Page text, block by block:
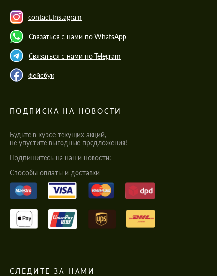
contact.Instagram
Связаться с нами по WhatsApp
Связаться с нами по Telegram
фейсбук
ПОДПИСКА НА НОВОСТИ
Будьте в курсе текущих акций,
не упустите выгодные предложения!
Подпишитесь на наши новости:
Cпособы оплаты и доставки
СЛЕДИТЕ ЗА НАМИ